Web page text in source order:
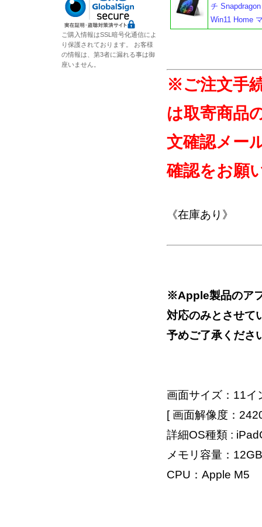
チ
Win11 Home
※ご注文手
は取寄商品
文確認メー
確認をお願
《在庫あり》
※Apple製品のア
対応のみとさせて
予めご了承くださ
画面サイズ：11イ
[ 画面解像度：
詳細OS種類 :
メモリ容量：12GB
CPU：Apple M5
ご購入情報はSSL暗号化通信によ
り保護されております。 お客様
の情報は、第3者に漏れる事は御
座いません。